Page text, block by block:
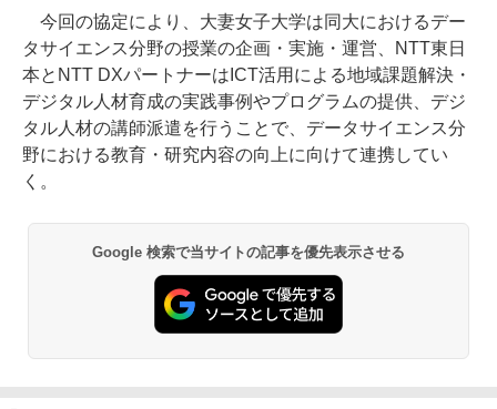
今回の協定により、大妻女子大学は同大におけるデー
タサイエンス分野の授業の企画・実施・運営、NTT東日
本とNTT DXパートナーはICT活用による地域課題解決・
デジタル人材育成の実践事例やプログラムの提供、デジ
タル人材の講師派遣を行うことで、データサイエンス分
野における教育・研究内容の向上に向けて連携してい
く。
Google 検索で当サイトの記事を優先表示させる